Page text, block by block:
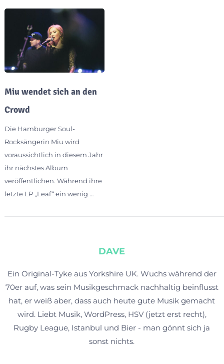
Miu wendet sich an den
Crowd
Die Hamburger Soul-
Rocksängerin Miu wird
voraussichtlich in diesem Jahr
ihr nächstes Album
veröffentlichen. Während ihre
letzte LP „Leaf“ ein wenig …
DAVE
Ein Original-Tyke aus Yorkshire UK. Wuchs während der
70er auf, was sein Musikgeschmack nachhaltig beinflusst
hat, er weiß aber, dass auch heute gute Musik gemacht
wird. Liebt Musik, WordPress, HSV (jetzt erst recht),
Rugby League, Istanbul und Bier - man gönnt sich ja
sonst nichts.